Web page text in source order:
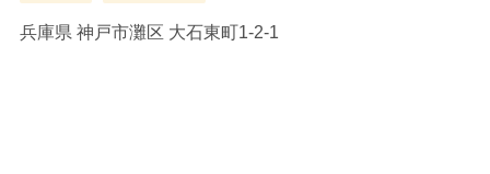
兵庫県 神戸市灘区 大石東町1-2-1